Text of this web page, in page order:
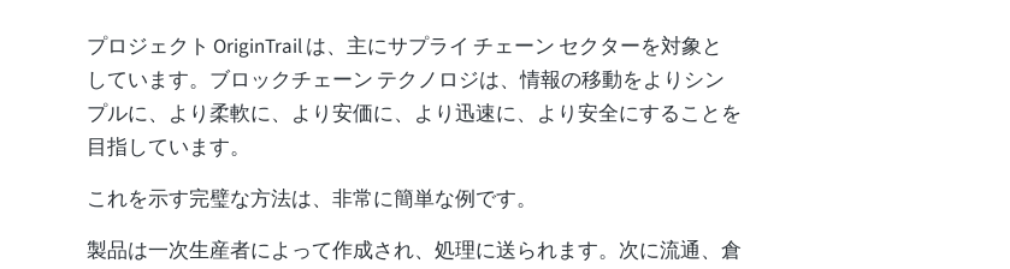
プロジェクト OriginTrail は、主にサプライ チェーン セクターを対象と
しています。ブロックチェーン テクノロジは、情報の移動をよりシン
プルに、より柔軟に、より安価に、より迅速に、より安全にすることを
目指しています。
これを示す完璧な方法は、非常に簡単な例です。
製品は一次生産者によって作成され、処理に送られます。次に流通、倉